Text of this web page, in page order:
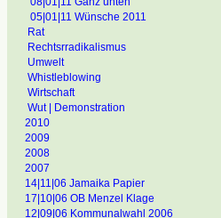
05|01|11 Wünsche 2011
Rat
Rechtsrradikalismus
Umwelt
Whistleblowing
Wirtschaft
Wut | Demonstration
2010
2009
2008
2007
14|11|06 Jamaika Papier
17|10|06 OB Menzel Klage
12|09|06 Kommunalwahl 2006